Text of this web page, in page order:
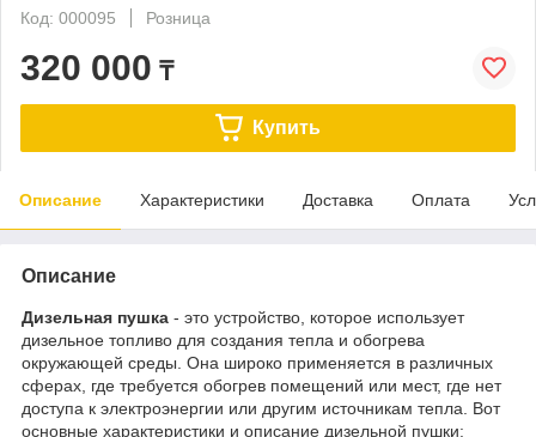
Код: 000095
Розница
320 000 ₸
Купить
Описание Характеристики Доставка Оплата
Описание
Дизельная пушка - это устройство, которое использует
дизельное топливо для создания тепла и обогрева
окружающей среды. Она широко применяется в различных
сферах, где требуется обогрев помещений или мест, где нет
доступа к электроэнергии или другим источникам тепла. Вот
основные характеристики и описание дизельной пушки: